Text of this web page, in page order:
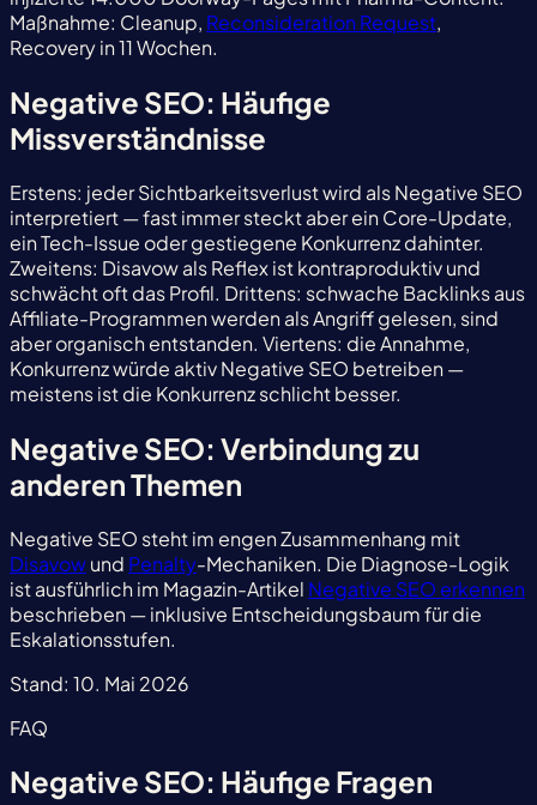
Maßnahme: Cleanup, Reconsideration Request,
Recovery in 11 Wochen.
Negative SEO: Häufige
Missverständnisse
Erstens: jeder Sichtbarkeitsverlust wird als Negative SEO
interpretiert — fast immer steckt aber ein Core-Update,
ein Tech-Issue oder gestiegene Konkurrenz dahinter.
Zweitens: Disavow als Reflex ist kontraproduktiv und
schwächt oft das Profil. Drittens: schwache Backlinks aus
Affiliate-Programmen werden als Angriff gelesen, sind
aber organisch entstanden. Viertens: die Annahme,
Konkurrenz würde aktiv Negative SEO betreiben —
meistens ist die Konkurrenz schlicht besser.
Negative SEO: Verbindung zu
anderen Themen
Negative SEO steht im engen Zusammenhang mit
Disavowund Penalty-Mechaniken. Die Diagnose-Logik
ist ausführlich im Magazin-Artikel Negative SEO erkennen
beschrieben — inklusive Entscheidungsbaum für die
Eskalationsstufen.
Stand: 10. Mai 2026
FAQ
Negative SEO: Häufige Fragen